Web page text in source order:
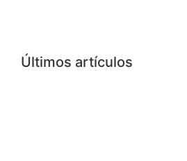
Últimos artículos